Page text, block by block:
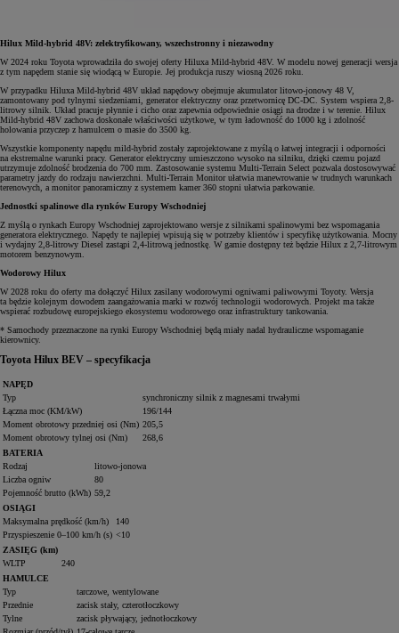
Hilux Mild-hybrid 48V: zelektryfikowany, wszechstronny i niezawodny
W 2024 roku Toyota wprowadziła do swojej oferty Hiluxa Mild-hybrid 48V. W modelu nowej generacji wersja
z tym napędem stanie się wiodącą w Europie. Jej produkcja ruszy wiosną 2026 roku.
W przypadku Hiluxa Mild-hybrid 48V układ napędowy obejmuje akumulator litowo-jonowy 48 V,
zamontowany pod tylnymi siedzeniami, generator elektryczny oraz przetwornicę DC-DC. System wspiera 2,8-
litrowy silnik. Układ pracuje płynnie i cicho oraz zapewnia odpowiednie osiągi na drodze i w terenie. Hilux
Mild-hybrid 48V zachowa doskonałe właściwości użytkowe, w tym ładowność do 1000 kg i zdolność
holowania przyczep z hamulcem o masie do 3500 kg.
Wszystkie komponenty napędu mild-hybrid zostały zaprojektowane z myślą o łatwej integracji i odporności
na ekstremalne warunki pracy. Generator elektryczny umieszczono wysoko na silniku, dzięki czemu pojazd
utrzymuje zdolność brodzenia do 700 mm.
Zastosowanie systemu Multi-Terrain Select pozwala dostosowywać
parametry jazdy do rodzaju nawierzchni. Multi-Terrain Monitor ułatwia manewrowanie w trudnych warunkach
terenowych, a monitor panoramiczny z systemem kamer 360 stopni ułatwia parkowanie.
Jednostki spalinowe dla rynków Europy Wschodniej
Z myślą o rynkach Europy Wschodniej zaprojektowano wersje z silnikami spalinowymi bez wspomagania
generatora elektrycznego. Napędy te najlepiej wpisują się w potrzeby klientów i specyfikę użytkowania. Mocny
i wydajny 2,8-litrowy Diesel zastąpi 2,4-litrową jednostkę. W gamie dostępny też będzie Hilux z 2,7-litrowym
motorem benzynowym.
Wodorowy Hilux
W 2028 roku do oferty ma dołączyć Hilux zasilany wodorowymi ogniwami paliwowymi Toyoty. Wersja
ta będzie kolejnym dowodem zaangażowania marki w rozwój technologii wodorowych. Projekt ma także
wspierać rozbudowę europejskiego ekosystemu wodorowego oraz infrastruktury tankowania.
* Samochody przeznaczone na rynki Europy Wschodniej będą miały nadal hydrauliczne wspomaganie
kierownicy.
Toyota Hilux BEV – specyfikacja
NAPĘD
Typ
synchroniczny silnik z magnesami trwałymi
Łączna moc (KM/kW)
196/144
Moment obrotowy przedniej osi (Nm) 205,5
Moment obrotowy tylnej osi (Nm)
268,6
BATERIA
Rodzaj
litowo-jonowa
Liczba ogniw
80
Pojemność brutto (kWh) 59,2
OSIĄGI
Maksymalna prędkość (km/h)
140
Przyspieszenie 0–100 km/h (s) <10
ZASIĘG (km)
WLTP
240
HAMULCE
Typ
tarczowe, wentylowane
Przednie
zacisk stały, czterotłoczkowy
Tylne
zacisk pływający, jednotłoczkowy